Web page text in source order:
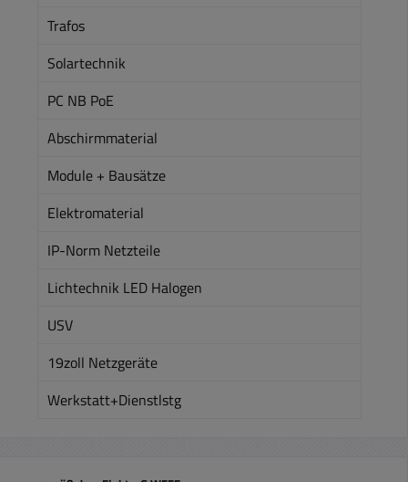
Trafos
Solartechnik
PC NB PoE
Abschirmmaterial
Module + Bausätze
Elektromaterial
IP-Norm Netzteile
Lichtechnik LED Halogen
USV
19zoll Netzgeräte
Werkstatt+Dienstlstg